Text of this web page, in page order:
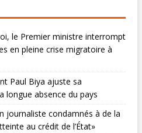
le Premier ministre interrompt
en pleine crise migratoire à
Paul Biya ajuste sa
longue absence du pays
journaliste condamnés à de la
au crédit de l’État»